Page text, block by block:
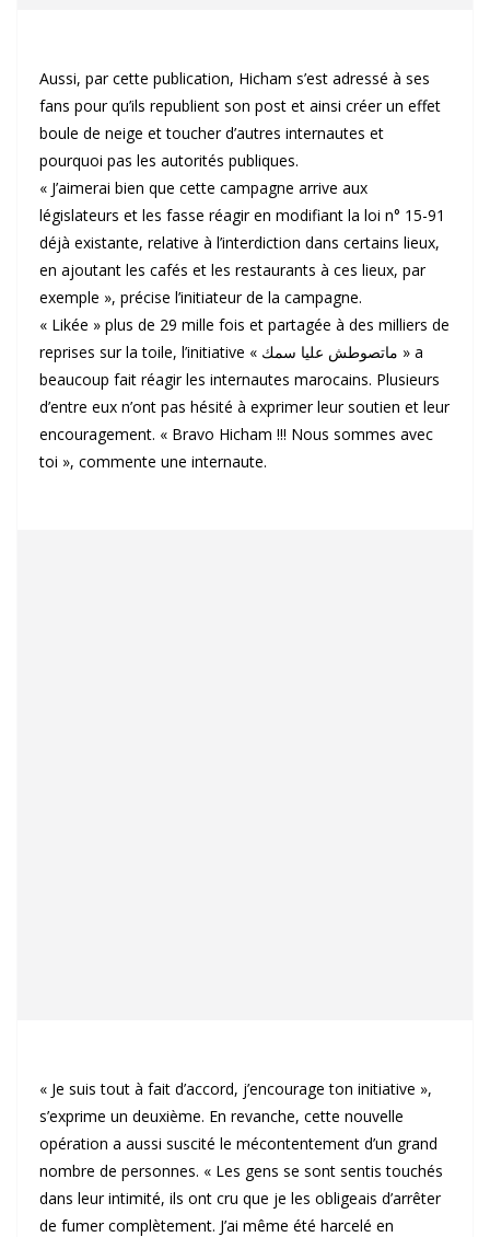
Aussi, par cette publication, Hicham s’est adressé à ses
fans pour qu’ils republient son post et ainsi créer un effet
boule de neige et toucher d’autres internautes et
pourquoi pas les autorités publiques.
« J’aimerai bien que cette campagne arrive aux
législateurs et les fasse réagir en modifiant la loi n° 15-91
déjà existante, relative à l’interdiction dans certains lieux,
en ajoutant les cafés et les restaurants à ces lieux, par
exemple », précise l’initiateur de la campagne.
« Likée » plus de 29 mille fois et partagée à des milliers de
reprises sur la toile, l’initiative « ماتصوطش عليا سمك » a
beaucoup fait réagir les internautes marocains. Plusieurs
d’entre eux n’ont pas hésité à exprimer leur soutien et leur
encouragement. « Bravo Hicham !!! Nous sommes avec
toi », commente une internaute.
« Je suis tout à fait d’accord, j’encourage ton initiative »,
s’exprime un deuxième. En revanche, cette nouvelle
opération a aussi suscité le mécontentement d’un grand
nombre de personnes. « Les gens se sont sentis touchés
dans leur intimité, ils ont cru que je les obligeais d’arrêter
de fumer complètement. J’ai même été harcelé en